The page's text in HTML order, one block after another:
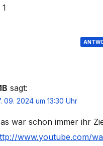
1
sagt:
09. 2024 um 13:30 Uhr
war schon immer ihr
www.youtube.com/